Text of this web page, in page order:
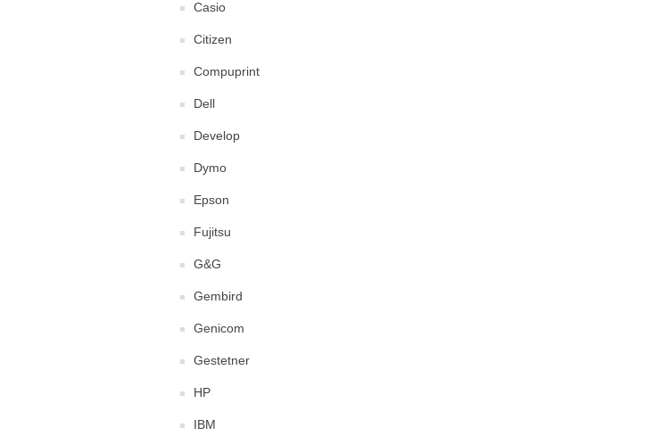
Casio
Citizen
Compuprint
Dell
Develop
Dymo
Epson
Fujitsu
G&G
Gembird
Genicom
Gestetner
HP
IBM